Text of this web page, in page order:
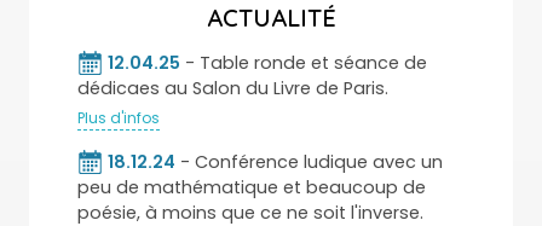
ACTUALITÉ
12.04.25 - Table ronde et séance de
dédicaes au Salon du Livre de Paris.
Plus d'infos
18.12.24 - Conférence ludique avec un
peu de mathématique et beaucoup de
poésie, à moins que ce ne soit l'inverse.